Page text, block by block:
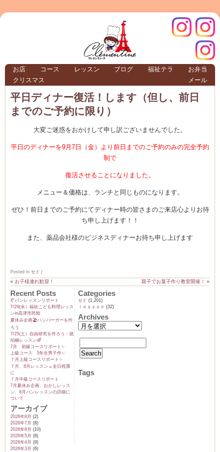
クレモンティーヌ – 新百合ヶ丘の料理教
室・テイクアウト Clémentine (produced
お店 コース レッスン ブログ 福祉テラ
お弁当
クリスマス
メール
インス
クレモ
インス
平日ディナー復活！します（但し、前日
までのご予約に限り）
大変ご迷惑をおかけして申し訳ございませんでした。
平日のディナーを9月7日（金）より前日までのご予約のみの完全予約
制で
復活させることになりました。
メニュー＆価格は、ランチと同じものになります。
ぜひ！前日までのご予約にてディナー時の皆さまのご来店心よりお待
ち申し上げます！！
また、薬品会社様のビジネスディナーお待ち申し上げます
Posted in セド
« お子様連れ歓迎！ 親子でお菓子作り教室開催！ »
Recent Posts
🥐パンレッスンリポート
7/29(水）福祉こども料理レッス
ンin高津市民館
夏休み企画🏖️ハンバーガーを作
ろう
7/25(土）自由研究を作ろう・琥
珀糖レッスン🌈
7月 初級コースリポート✨️
上級コース 5年生男子作✨️
７月上級コースリポート✨️
７月、8月レッスン→全日程🈵
に
７月中級コースリポート
7月夏休み企画、おかしレッス
ン、8月パンレッスンの詳細に
ついて
アーカイブ
2026年8月 (2)
2026年7月 (8)
2026年6月 (10)
2026年5月 (8)
2026年4月 (9)
2026年3月 (6)
Categories
セド (1,201)
ｌｅｓｓｏｎ (32)
Archives
Tags